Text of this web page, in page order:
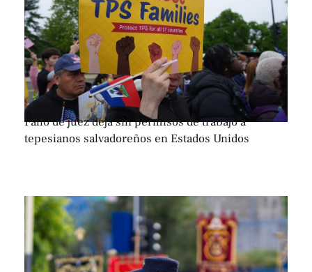
Fallo de juez deja sin permisos de trabajo a
tepesianos salvadoreños en Estados Unidos